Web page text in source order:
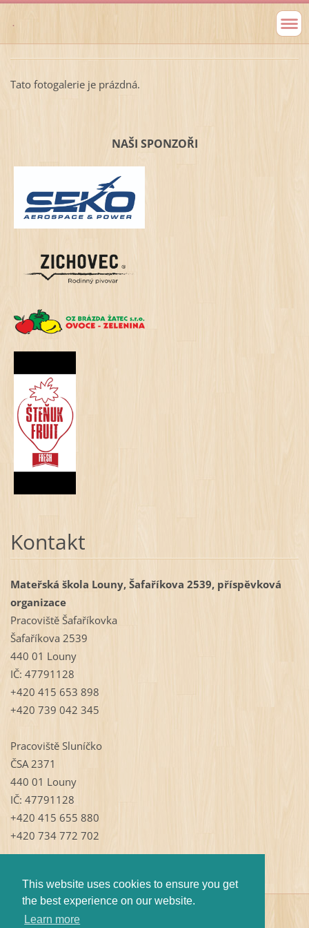
This website uses cookies to ensure you get
the best experience on our website.
Learn more
.
Tato fotogalerie je prázdná.
NAŠI SPONZOŘI
Kontakt
Mateřská škola Louny, Šafaříkova 2539, příspěvková
organizace
Pracoviště Šafaříkovka
Šafaříkova 2539
440 01 Louny
IČ: 47791128
+420 415 653 898
+420 739 042 345
Pracoviště Sluníčko
ČSA 2371
440 01 Louny
IČ: 47791128
+420 415 655 880
+420 734 772 702